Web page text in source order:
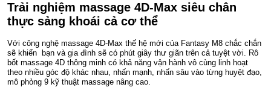
Trải nghiệm massage 4D-Max siêu chân
thực sảng khoái cả cơ thể
Với công nghệ massage 4D-Max thế hệ mới của Fantasy M8 chắc chắn
sẽ khiến bạn và gia đình sẽ có phút giây thư giãn trên cả tuyệt vời. Rô
bốt massage 4D thông minh có khả năng vận hành vô cùng linh hoạt
theo nhiều góc độ khác nhau, nhấn mạnh, nhấn sâu vào từng huyệt đạo,
mô phỏng 9 kỹ thuật massage nâng cao.